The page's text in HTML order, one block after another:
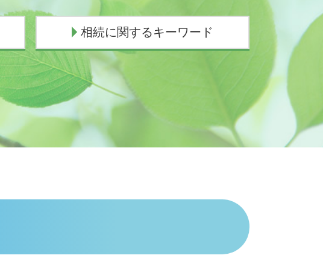
相続に関するキーワード
相続 孫 土地
相続手続き
代襲相続 養子
遺産分割協議書 有効期限
相続人 意味
遺産相続 兄弟 絶縁
代襲相続 相続放棄